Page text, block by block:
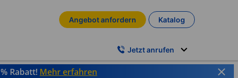
Angebot anfordern Katalog
Jetzt anrufen
Rabatt! Mehr erfahren